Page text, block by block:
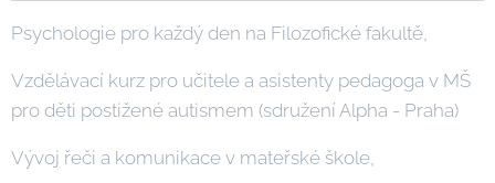
Psychologie pro každý den na Filozofické fakultě,
Vzdělávací kurz pro učitele a asistenty pedagoga v MŠ
pro děti postižené autismem (sdružení Alpha - Praha)
Vývoj řeči a komunikace v mateřské škole,